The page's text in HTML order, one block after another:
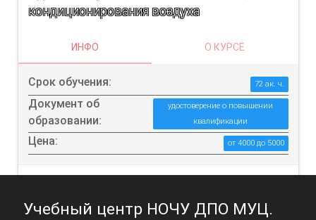
кондиционирования воздуха
ИНФО О КУРСЕ
Срок обучения: 72 ак. ч.
Документ об
образовании:
удостоверение о повышении
квалификации
Цена: от 4000 до 5000
Учебный центр НОЧУ ДПО МУЦ.